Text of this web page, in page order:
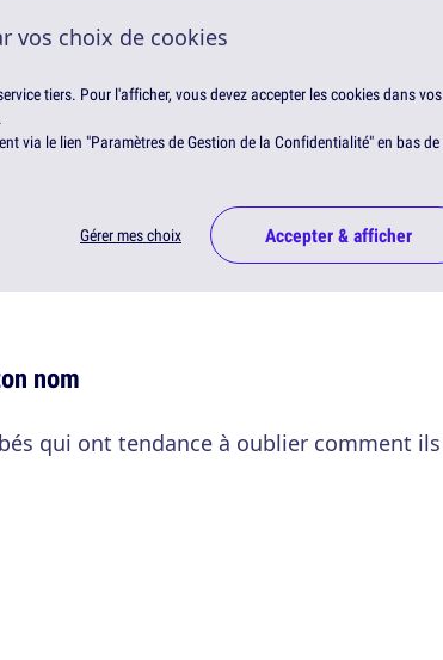
vos choix de cookies
tiers. Pour l'afficher, vous devez accepter les cookies dans vos
via le lien "Paramètres de Gestion de la Confidentialité" en bas de
Gérer mes choix Accepter & afficher
nom
qui ont tendance à oublier comment ils